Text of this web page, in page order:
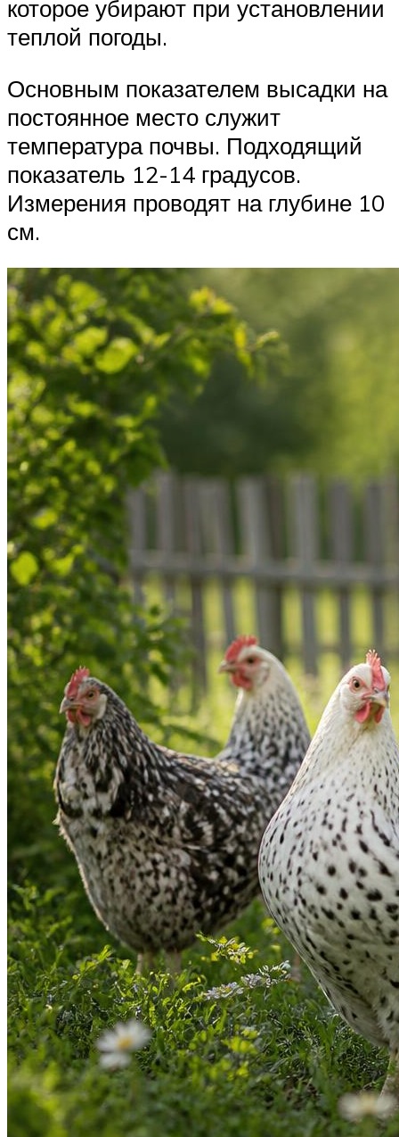
которое убирают при установлении
теплой погоды.
Основным показателем высадки на
постоянное место служит
температура почвы. Подходящий
показатель 12-14 градусов.
Измерения проводят на глубине 10
см.